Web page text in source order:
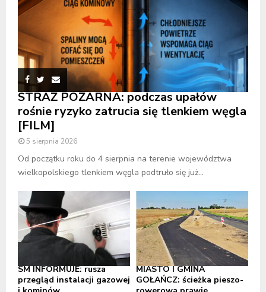
STRAŻ POŻARNA: podczas upałów
rośnie ryzyko zatrucia się tlenkiem węgla
[FILM]
5 sierpnia 2026
Od początku roku do 4 sierpnia na terenie województwa
wielkopolskiego tlenkiem węgla podtruło się już...
SM INFORMUJE: rusza
przegląd instalacji gazowej
MIASTO I GMINA
GOŁAŃCZ: ścieżka pieszo-